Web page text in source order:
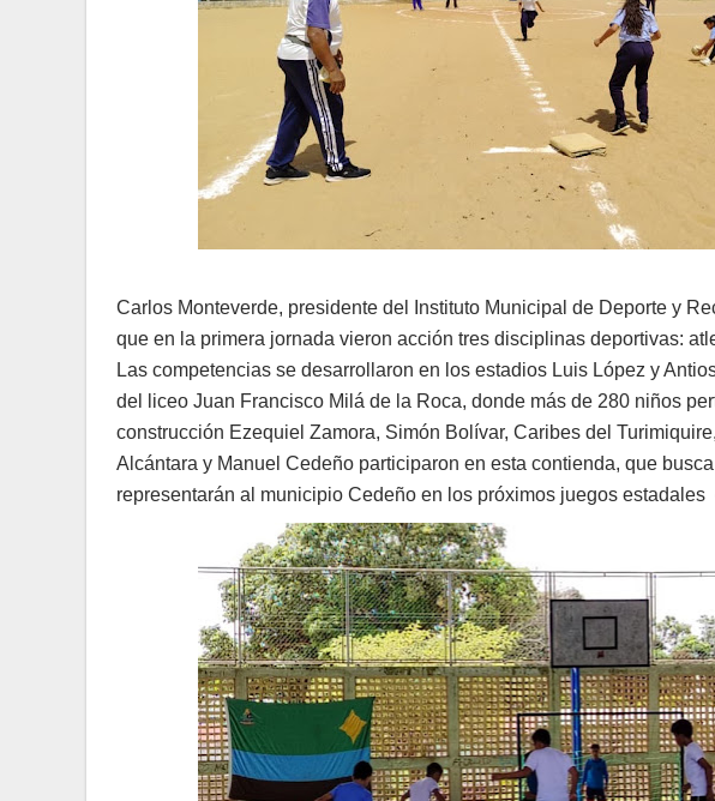
Carlos Monteverde, presidente del Instituto Municipal de Deporte y
que en la primera jornada vieron acción tres disciplinas deportivas:
Las competencias se desarrollaron en los estadios Luis López y
del liceo Juan Francisco Milá de la Roca, donde más de 280 niños
construcción Ezequiel Zamora, Simón Bolívar, Caribes del
Alcántara y Manuel Cedeño participaron en esta contienda, que
representarán al municipio Cedeño en los próximos juegos estadales